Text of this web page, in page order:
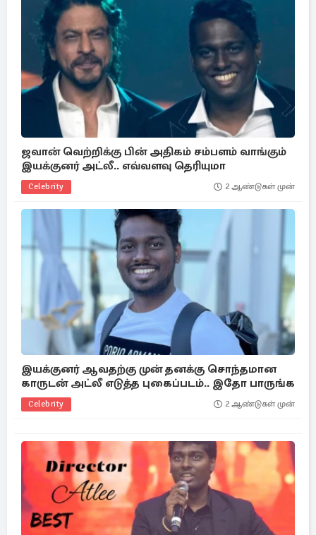
ஜவான் வெற்றிக்கு பின் அதிகம் சம்பளம் வாங்கும்
இயக்குனர் அட்லீ.. எவ்வளவு தெரியுமா
Celebrity 2 ஆண்டுகள் முன்
இயக்குனர் ஆவதற்கு முன் தனக்கு சொந்தமான
காருடன் அட்லீ எடுத்த புகைப்படம்.. இதோ பாருங்க
Celebrity 2 ஆண்டுகள் முன்